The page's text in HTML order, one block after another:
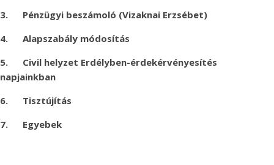
3. Pénzügyi beszámoló (Vizaknai Erzsébet)
4. Alapszabály módosítás
5. Civil helyzet Erdélyben-érdekérvényesítés
napjainkban
6. Tisztújítás
7. Egyebek